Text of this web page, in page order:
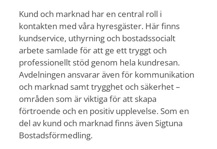
Kund och marknad har en central roll i
kontakten med våra hyresgäster. Här finns
kundservice, uthyrning och bostadssocialt
arbete samlade för att ge ett tryggt och
professionellt stöd genom hela kundresan.
Avdelningen ansvarar även för kommunikation
och marknad samt trygghet och säkerhet –
områden som är viktiga för att skapa
förtroende och en positiv upplevelse. Som en
del av kund och marknad finns även Sigtuna
Bostadsförmedling.